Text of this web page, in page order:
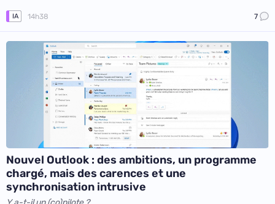
IA 14h38 7
Nouvel Outlook : des ambitions, un programme
chargé, mais des carences et une
synchronisation intrusive